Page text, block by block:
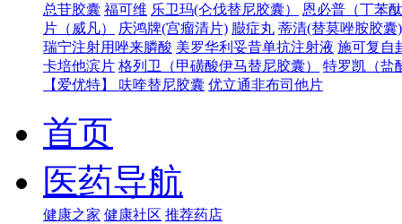
总苷胶囊 福可维 乐卫玛(仑伐替尼胶囊）
恩必普（丁苯
片（威凡）
庆鸿牌(宫瘤清片) 臌症丸 蒂清(替莫唑胺胶囊)
瑞宁注射用唑来膦酸 美罗华利妥昔单抗注射液 施可复自
卡培他滨片 格列卫（甲磺酸伊马替尼胶囊）
特罗凯（盐
【爱优特】 呋喹替尼胶囊 优立通非布司他片
首页
医药导航
健康之家 健康社区 推荐药店